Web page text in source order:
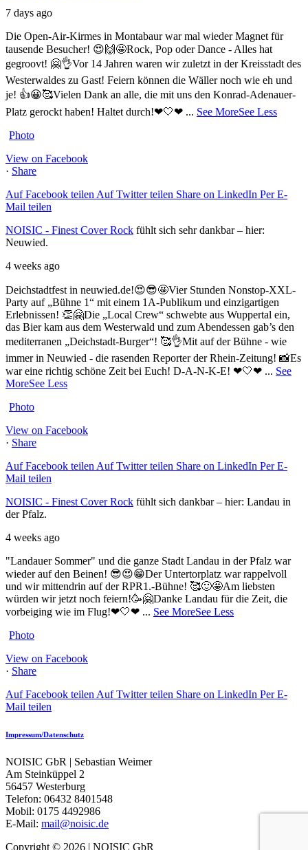
7 days ago
Die Open-Air-Kirmes in Montabaur war mal wieder Magnet für
tausende Besucher! 😍🙌🤩Rock, Pop oder Dance - Alles hat
gegroovt! 🤗👌Vor 14 Jahren waren wir zuletzt in der Kreisstadt des
Westerwaldes zu Gast! Feiern können die Wäller noch wie eh und
je! 👍😀🥰Vielen Dank an alle, die mit uns den Konrad-Adenauer-
Platz gerockt haben! Haltet durch!❤🤍❤ ... See MoreSee Less
Photo
View on Facebook
· Share
Auf Facebook teilen Auf Twitter teilen Share on LinkedIn Per E-
Mail teilen
NOISIC - Finest Cover Rock fühlt sich sehr dankbar – hier:
Neuwied.
4 weeks ago
Deichstadtfest in neuwied.de!😍😎🤩Vier Stunden Nonstop-XXL-
Party auf „Bühne 1“ mit einem 1A-Publikum und einzigartigen
Erlebnissen! 👏🤗Die „Local Crew“ schwebte aus Wuppertal ein,
das Bier kam aus dem Westerwald und zum Abendessen gab’s den
mediterranen „Deichstadt-Burger“! 🥰👌Mit auf der Bühne - wie
immer in Neuwied - die rasenden Reporter der Rhein-Zeitung! 📸Es
war eine richtig schöne Zeit bei Euch! D-A-N-K-E! ❤🤍❤ ... See
MoreSee Less
Photo
View on Facebook
· Share
Auf Facebook teilen Auf Twitter teilen Share on LinkedIn Per E-
Mail teilen
NOISIC - Finest Cover Rock fühlt sich dankbar – hier: Landau in
der Pfalz.
4 weeks ago
"Landauer Sommer" und die ganze Stadt Landau in der Pfalz war
wieder auf den Beinen! 😎😍😁Der Untertorplatz war rappelvoll
und wir mittendrin auf der RPR1.-Bühne! 🥰🙂🤩Am liebsten
würden wir jetzt noch feiern!🥳🤗Danke Landau für die Zeit, die
vorbeiging wie im Flug!❤🤍❤ ... See MoreSee Less
Photo
View on Facebook
· Share
Auf Facebook teilen Auf Twitter teilen Share on LinkedIn Per E-
Mail teilen
Impressum/Datenschutz
NOISIC GbR | Sebastian Weimer
Am Steinküppel 2
56457 Westerburg
Telefon: 06432 8401548
Mobil: 0175 4492986
E-Mail: mail@noisic.de
Copyright © 2026 | NOISIC GbR